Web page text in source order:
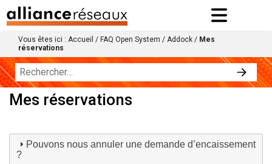
Vous êtes ici : Accueil / FAQ Open System / Addock / Mes
réservations
Mes réservations
Pouvons nous annuler une demande d’encaissement
?